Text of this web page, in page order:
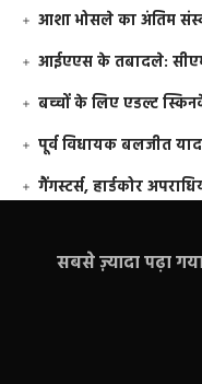
आशा भोसले का अंतिम
आईएएस के तबादले:
बच्चों के लिए एडल्ट
पूर्व विधायक बलजीत
गैंगस्टर्स, हार्डकोर
सबसे ज़्यादा पढ़ा